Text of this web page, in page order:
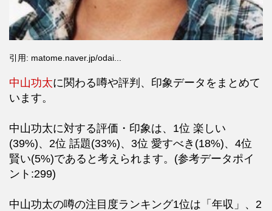
引用: matome.naver.jp/odai...
中山功太に関わる噂や評判、印象データをまとめて
います。
中山功太に対する評価・印象は、1位 楽しい
(39%)、2位 話題(33%)、3位 愛すべき(18%)、4位
賢い(5%)であると考えられます。(参考データポイ
ント:299)
中山功太の噂の注目度ランキング1位は「年収」、2